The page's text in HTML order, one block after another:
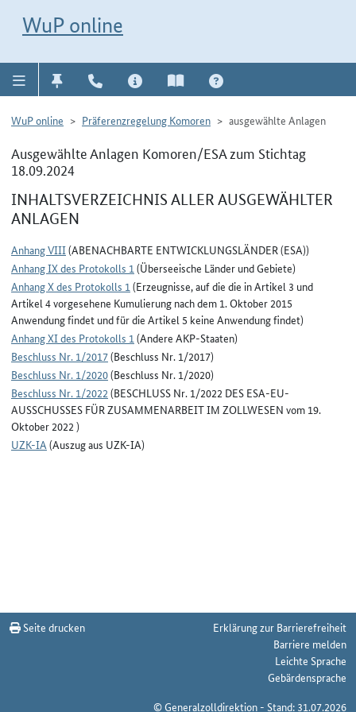
WuP online
WuP online Präferenzregelung Komoren ausgewählte Anlagen
Ausgewählte Anlagen Komoren/ESA zum Stichtag
18.09.2024
INHALTSVERZEICHNIS ALLER AUSGEWÄHLTER
ANLAGEN
Anhang VIII(ABENACHBARTE ENTWICKLUNGSLÄNDER (ESA))
Anhang IX des Protokolls 1(Überseeische Länder und Gebiete)
Anhang X des Protokolls 1(Erzeugnisse, auf die die in Artikel 3 und
Artikel 4 vorgesehene Kumulierung nach dem 1. Oktober 2015
Anwendung findet und für die Artikel 5 keine Anwendung findet)
Anhang XI des Protokolls 1(Andere AKP-Staaten)
Beschluss Nr. 1/2017(Beschluss Nr. 1/2017)
Beschluss Nr. 1/2020(Beschluss Nr. 1/2020)
Beschluss Nr. 1/2022 (BESCHLUSS Nr. 1/2022 DES ESA-EU-
AUSSCHUSSES FÜR ZUSAMMENARBEIT IM ZOLLWESEN vom 19.
Oktober 2022 )
UZK-IA(Auszug aus UZK-IA)
Seite drucken
Erklärung zur Barrierefreiheit
Barriere melden
Leichte Sprache
Gebärdensprache
© Generalzolldirektion - Stand: 31.07.2026